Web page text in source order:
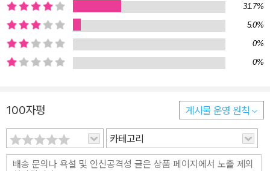
뜨리는 바람에 학교에서도 코너는 외톨이다. 선생님들은 코너가 숙제
를 안 해 와도 혼내지 않으며, 친구들은 코너에게 말도 걸지 않는다.
오직 해리 일당만이 코너 곁에 다가오는데, 그 이유는 때리고 괴롭히
기 위해서이다. 코너의 모습은 학교 폭력과 결손 가정의 증가로 인해
외할머니와 관계를 회복하는 등 자신을 둘러싼 고민에 당당히 맞서며
한 걸음 성장한 모습을 보여 주고 있다. 마음을 사로잡는 일러스트레
이션! <몬스터 콜스>는 제목에서 느껴지는 느낌처럼, 어둡고 복잡한
소년의 내면을 다룬 작품이다. 여기에 글의 내용과 잘 어울리는 그림
31.7%
5.0%
0%
0%
100자평 게시물 운영 원칙
카테고리